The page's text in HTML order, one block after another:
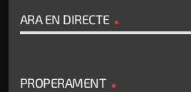
ARA EN DIRECTE
PROPERAMENT